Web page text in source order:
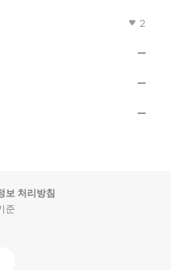
2
보 처리방침
준